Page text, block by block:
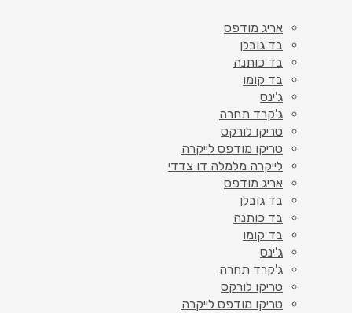
אריג מודפס
בד גובלן
בד כותנה
בד קומו
ג'ינס
ג'קרד תחרה
טריקו לורקס
טריקו מודפס לייקרה
לייקרה מלמלה דו צדדי
אריג מודפס
בד גובלן
בד כותנה
בד קומו
ג'ינס
ג'קרד תחרה
טריקו לורקס
טריקו מודפס לייקרה